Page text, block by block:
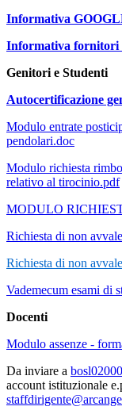
Informativa
Informativa fornitori
Genitori e Studenti
Autocertificazione
Modulo entrate
pendolari.doc
Modulo richiesta
relativo al tirocinio.pdf
MODULO
Richiesta di non
Richiesta di non
Vademecum esami di
Docenti
Modulo assenze -
Da inviare a
account istituzionale